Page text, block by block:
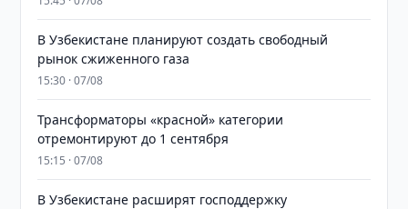
В Узбекистане планируют создать свободный
рынок сжиженного газа
15:30 · 07/08
Трансформаторы «красной» категории
отремонтируют до 1 сентября
15:15 · 07/08
В Узбекистане расширят господдержку